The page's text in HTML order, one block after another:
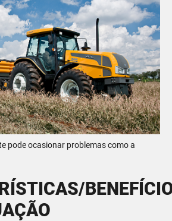
pode ocasionar problemas como a